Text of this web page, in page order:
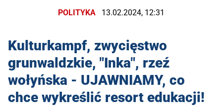
POLITYKA 13.02.2024, 12:31
Kulturkampf, zwycięstwo
grunwaldzkie, "Inka", rzeź
wołyńska - UJAWNIAMY, co
chce wykreślić resort edukacji!